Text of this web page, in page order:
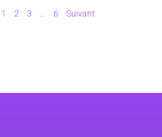
1 2 3 6 Suivant